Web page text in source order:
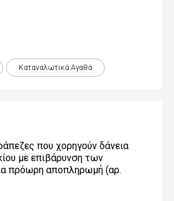
Καταναλωτικά Αγαθά
που χορηγούν δάνεια
με επιβάρυνση των
πρόωρη αποπληρωμή (αρ.